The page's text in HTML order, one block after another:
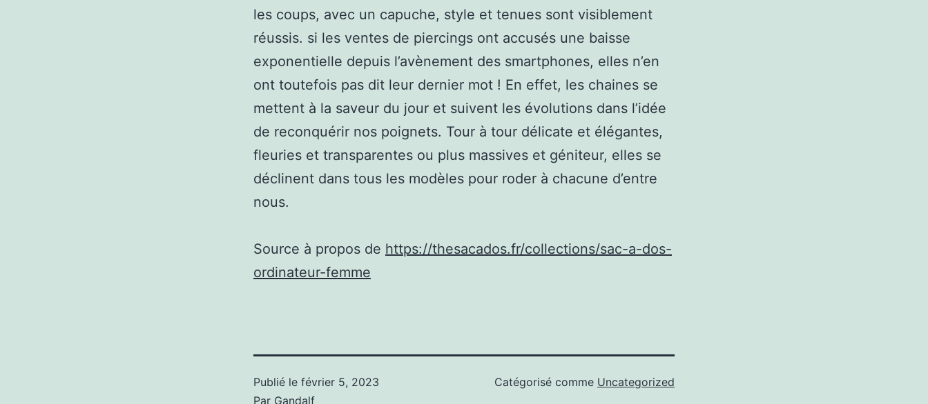
les coups, avec un capuche, style et tenues sont visiblement
réussis. si les ventes de piercings ont accusés une baisse
exponentielle depuis l’avènement des smartphones, elles n’en
ont toutefois pas dit leur dernier mot ! En effet, les chaines se
mettent à la saveur du jour et suivent les évolutions dans l’idée
de reconquérir nos poignets. Tour à tour délicate et élégantes,
fleuries et transparentes ou plus massives et géniteur, elles se
déclinent dans tous les modèles pour roder à chacune d’entre
nous.
Source à propos de https://thesacados.fr/collections/sac-a-dos-
ordinateur-femme
Publié le février 5, 2023
Par Gandalf
Catégorisé comme Uncategorized